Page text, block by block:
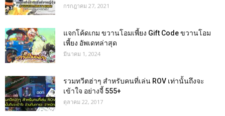
กรกฎาคม 27, 2021
แจกโค้ดเกม ขวานโอมเพี้ยง Gift Code ขวานโอม
เพี้ยง อัพเดทล่าสุด
มีนาคม 1, 2024
รวมทวีตฮ่าๆ สำหรับคนที่เล่น ROV เท่านั้นถึงจะ
เข้าใจ อย่างจี้ 555+
ตุลาคม 22, 2017